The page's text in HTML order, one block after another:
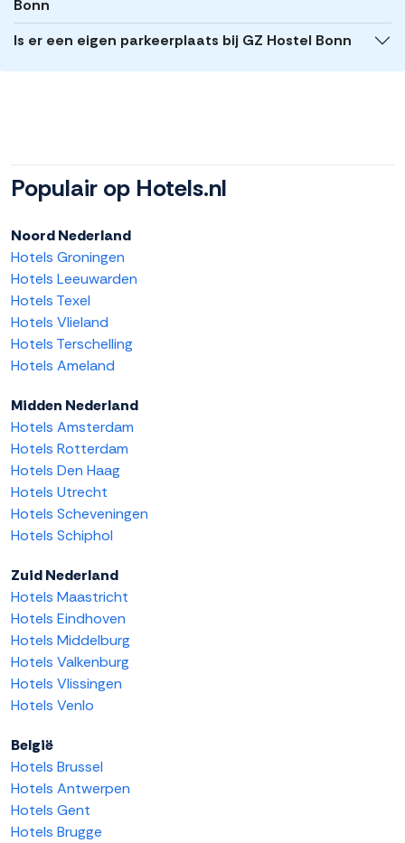
Bonn
Is er een eigen parkeerplaats bij GZ Hostel Bonn
Populair op Hotels.nl
Noord Nederland
Hotels Groningen
Hotels Leeuwarden
Hotels Texel
Hotels Vlieland
Hotels Terschelling
Hotels Ameland
Midden Nederland
Hotels Amsterdam
Hotels Rotterdam
Hotels Den Haag
Hotels Utrecht
Hotels Scheveningen
Hotels Schiphol
Zuid Nederland
Hotels Maastricht
Hotels Eindhoven
Hotels Middelburg
Hotels Valkenburg
Hotels Vlissingen
Hotels Venlo
België
Hotels Brussel
Hotels Antwerpen
Hotels Gent
Hotels Brugge